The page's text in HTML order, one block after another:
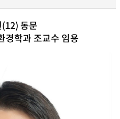
동문
경학과 조교수 임용